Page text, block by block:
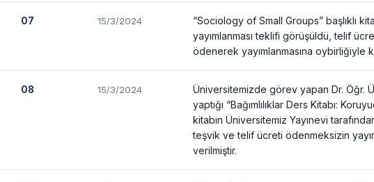
07 15/3/2024
“Sociology of Small Groups” başlıklı
yayımlanması teklifi görüşüldü, telif
ödenerek yayımlanmasına oybirliğiyle
08 15/3/2024
Üniversitemizde görev yapan Dr. Öğr.
yaptığı “Bağımlılıklar Ders Kitabı:
kitabın Üniversitemiz Yayınevi
teşvik ve telif ücreti ödenmeksizin
verilmiştir.